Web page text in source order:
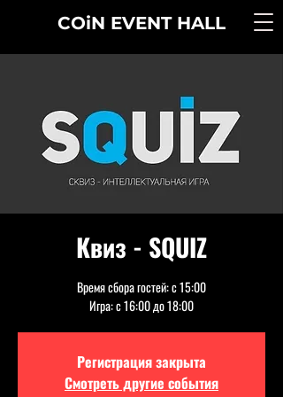
COiN EVENT HALL
Квиз - SQUIZ
Время сбора гостей: с 15:00
Игра: с 16:00 до 18:00
Регистрация закрыта
Смотреть другие события